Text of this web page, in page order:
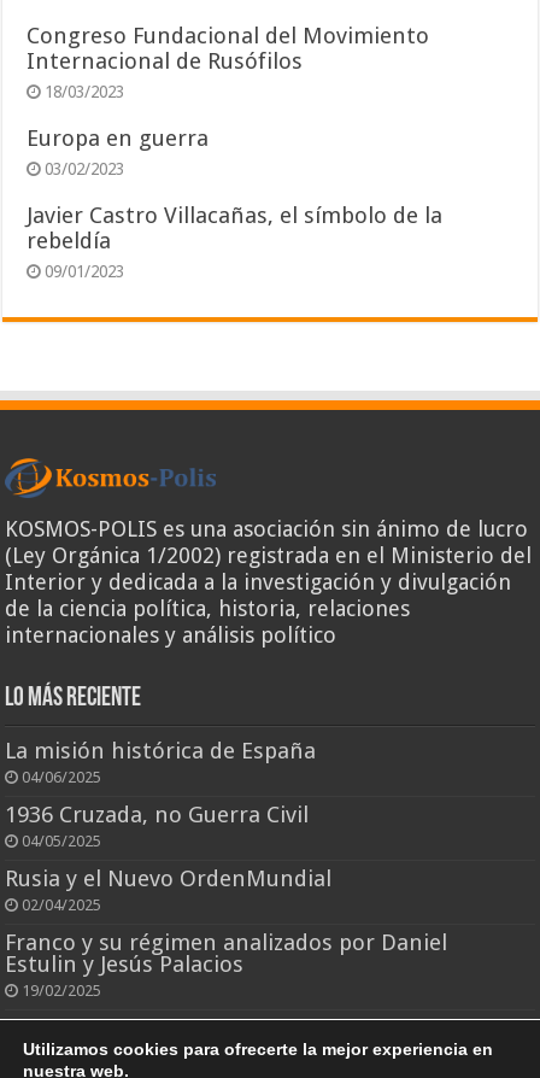
Congreso Fundacional del Movimiento
Internacional de Rusófilos
18/03/2023
Europa en guerra
03/02/2023
Javier Castro Villacañas, el símbolo de la
rebeldía
09/01/2023
KOSMOS-POLIS es una asociación sin ánimo de lucro
(Ley Orgánica 1/2002) registrada en el Ministerio del
Interior y dedicada a la investigación y divulgación
de la ciencia política, historia, relaciones
internacionales y análisis político
Lo más reciente
La misión histórica de España
04/06/2025
1936 Cruzada, no Guerra Civil
04/05/2025
Rusia y el Nuevo OrdenMundial
02/04/2025
Franco y su régimen analizados por Daniel
Estulin y Jesús Palacios
19/02/2025
El rey que todo lo perdió
25/10/2024
Utilizamos cookies para ofrecerte la mejor experiencia en
nuestra web.